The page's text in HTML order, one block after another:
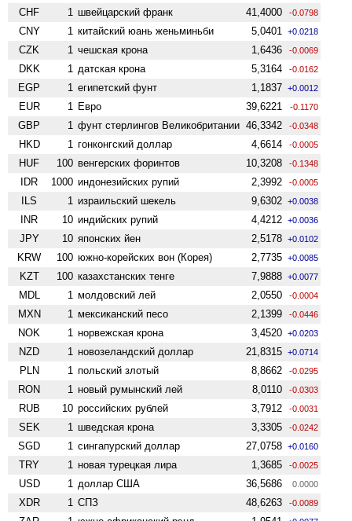
CHF 1 швейцарский франк 41,4000 -0.0798
CNY 1 китайский юань женьминьби 5,0401 +0.0218
CZK 1 чешская крона 1,6436 -0.0069
DKK 1 датская крона 5,3164 -0.0162
EGP 1 египетский фунт 1,1837 +0.0012
EUR 1 Евро 39,6221 -0.1170
GBP 1 фунт стерлингов Велико­британии 46,3342 -0.0348
HKD 1 гонконгский доллар 4,6614 -0.0005
HUF 100 венгерских форинтов 10,3208 -0.1348
IDR 1000 индонезийских рупий 2,3992 -0.0005
ILS 1 израильский шекель 9,6302 +0.0038
INR 10 индийских рупий 4,4212 +0.0036
JPY 10 японских йен 2,5178 +0.0102
KRW 100 южно-корейских вон (Корея) 2,7735 +0.0085
KZT 100 казахстанских тенге 7,9888 +0.0077
MDL 1 молдовский лей 2,0550 -0.0004
MXN 1 мексиканский песо 2,1399 -0.0446
NOK 1 норвежская крона 3,4520 +0.0203
NZD 1 ново­зеландский доллар 21,8315 +0.0714
PLN 1 польский злотый 8,8662 -0.0295
RON 1 новый румынский лей 8,0110 -0.0303
RUB 10 российских рублей 3,7912 -0.0031
SEK 1 шведская крона 3,3305 -0.0242
SGD 1 сингапурский доллар 27,0758 +0.0160
TRY 1 новая турецкая лира 1,3685 -0.0025
USD 1 доллар США 36,5686 0.0000
XDR 1 СПЗ 48,6263 -0.0089